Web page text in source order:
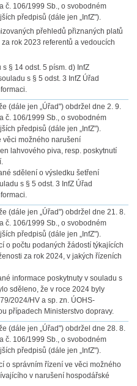
č. 106/1999 Sb., o svobodném
předpisů (dále jen „InfZ").
přehledů přiznaných platů
rok 2023 referentů a vedoucích
§ 14 odst. 5 písm. d) InfZ
s § 5 odst. 3 InfZ Úřad
(dále jen „Úřad") obdržel dne 2. 9.
č. 106/1999 Sb., o svobodném
předpisů (dále jen „InfZ").
věci možného narušení
lahvového piva, resp. poskytnutí
sdělení o výsledku šetření
s § 5 odst. 3 InfZ Úřad
(dále jen „Úřad") obdržel dne 21. 8.
č. 106/1999 Sb., o svobodném
předpisů (dále jen „InfZ").
o počtu podaných žádostí týkajících
za rok 2024, v jakých řízeních
informace poskytnuty v souladu s
sděleno, že v roce 2024 byly
2024/HV a sp. zn. ÚOHS-
případech Ministerstvo dopravy.
(dále jen „Úřad") obdržel dne 28. 8.
č. 106/1999 Sb., o svobodném
předpisů (dále jen „InfZ").
o správním řízení ve věci možného
v narušení hospodářské